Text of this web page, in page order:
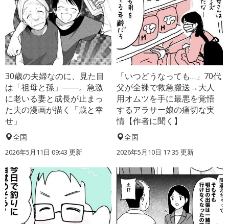
30歳の夫婦なのに、見た目
は「祖母と孫」――。急激
に老いる妻と成長が止まっ
た夫の漫画が描く「歳と幸
せ」
全国
2026年5月11日 09:43 更新
「いつどうなっても…」70代
父が全裸で救急搬送→大人
用オムツを手に最悪を覚悟
するアラサー娘の痛切な実
情【作者に聞く】
全国
2026年5月10日 17:35 更新